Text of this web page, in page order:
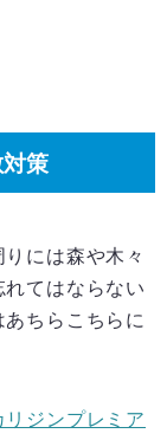
策
には森や木々
てはならない
ちらこちらに
ジンプレミア